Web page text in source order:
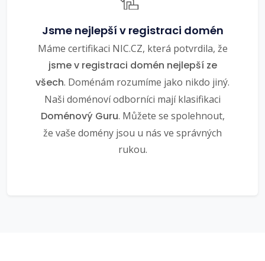
Jsme nejlepší v registraci domén
Máme certifikaci NIC.CZ, která potvrdila, že
jsme v registraci domén nejlepší ze
všech. Doménám rozumíme jako nikdo jiný.
Naši doménoví odborníci mají klasifikaci
Doménový Guru. Můžete se spolehnout,
že vaše domény jsou u nás ve správných
rukou.